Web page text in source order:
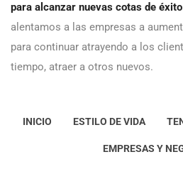
para alcanzar nuevas cotas de éxito
alentamos a las empresas a
para continuar atrayendo a los
tiempo, atraer a otros nuevos.
INICIO ESTILO DE VIDA
EMPRESAS Y